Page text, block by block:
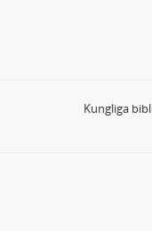
Kungliga